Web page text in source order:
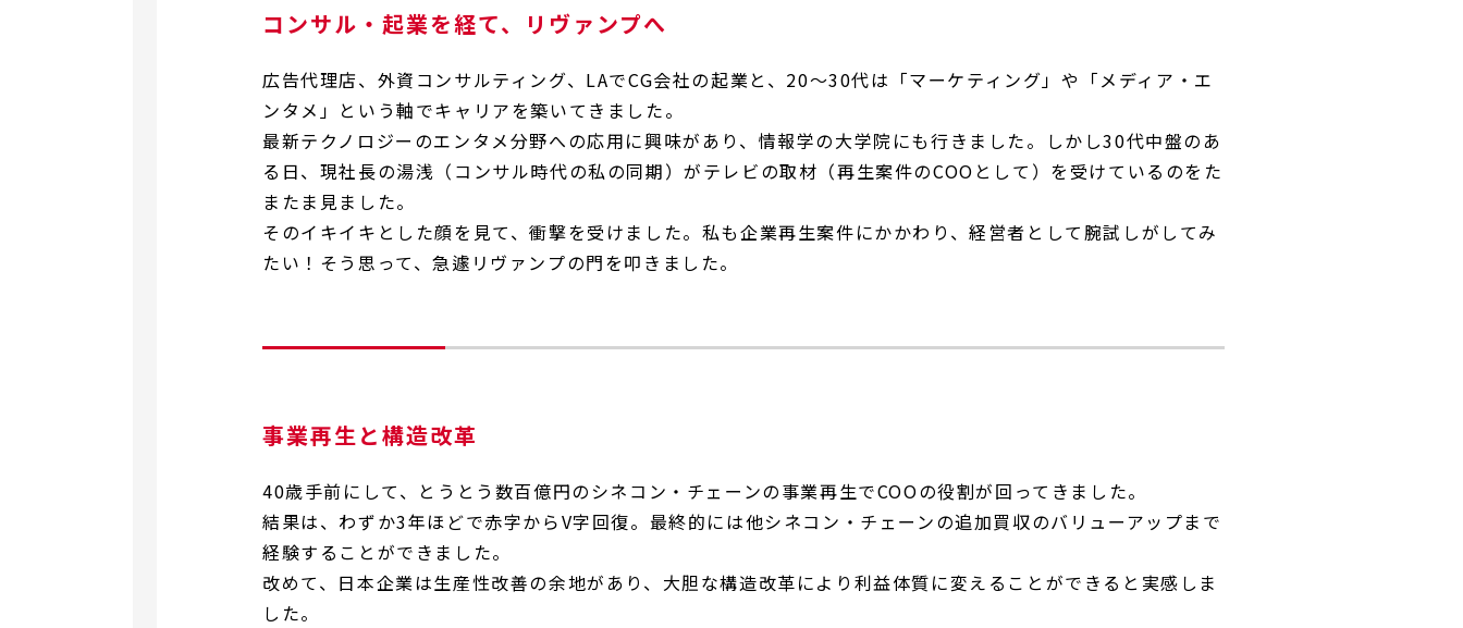
コンサル・起業を経て、リヴァンプへ
広告代理店、外資コンサルティング、LAでCG会社の起業と、20～30代は「マーケティング」や「メディア・エ
ンタメ」という軸でキャリアを築いてきました。
最新テクノロジーのエンタメ分野への応用に興味があり、情報学の大学院にも行きました。しかし30代中盤のあ
る日、現社長の湯浅（コンサル時代の私の同期）がテレビの取材（再生案件のCOOとして）を受けているのをた
またま見ました。
そのイキイキとした顔を見て、衝撃を受けました。私も企業再生案件にかかわり、経営者として腕試しがしてみ
たい！そう思って、急遽リヴァンプの門を叩きました。
事業再生と構造改革
40歳手前にして、とうとう数百億円のシネコン・チェーンの事業再生でCOOの役割が回ってきました。
結果は、わずか3年ほどで赤字からV字回復。最終的には他シネコン・チェーンの追加買収のバリューアップまで
経験することができました。
改めて、日本企業は生産性改善の余地があり、大胆な構造改革により利益体質に変えることができると実感しま
した。